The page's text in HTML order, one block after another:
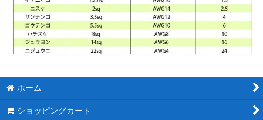
ホーム
ショッピングカート